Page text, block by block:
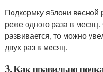
Подкормку яблони весной
реже одного раза в
развивается, то можно
двух раз в месяц.
3. Как правильно